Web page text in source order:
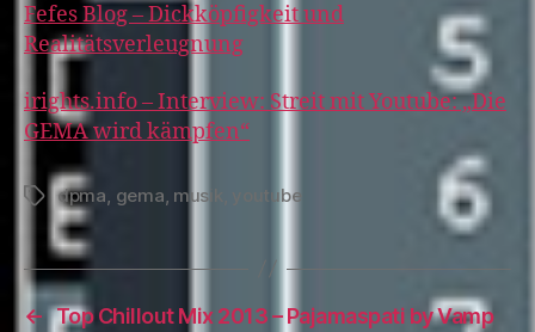
Fefes Blog – Dickköpfigkeit und
Realitätsverleugnung
irights.info – Interview: Streit mit Youtube: „Die
GEMA wird kämpfen“
Tagsdpma gema musik youtube
← Top Chillout Mix 2013 – Pajamaspati by Vamp